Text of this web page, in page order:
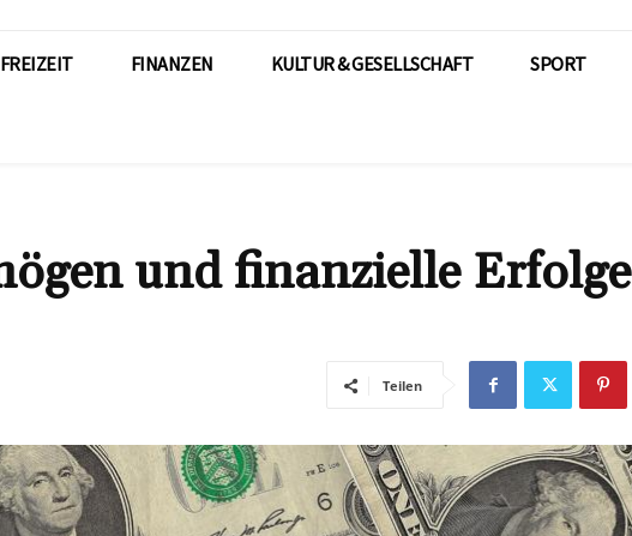
FREIZEIT FINANZEN KULTUR & GESELLSCHAFT SPORT
und finanzielle Erfolge
Teilen